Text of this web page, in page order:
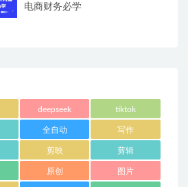
电商财务必学
deepseek tiktok
全自动 写作
剪映 剪辑
原创 图片